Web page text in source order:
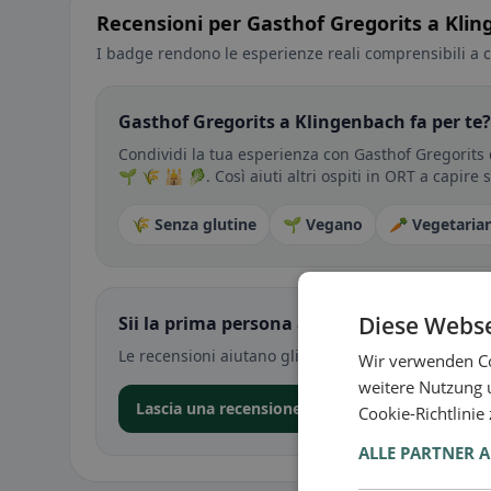
Recensioni per Gasthof Gregorits a
I badge rendono le esperienze reali comprensibili a
Gasthof Gregorits a Klingenbach fa per te?
Condividi la tua esperienza con Gasthof
🌱 🌾 🕌 🥬. Così aiuti altri ospiti in ORT a capire
🌾 Senza glutine 🌱 Vegano 🥕
Sii la prima persona a condividere la tua
Le recensioni aiutano gli altri a decidere —
Lascia una recensione nell’app
Diese
Wir verwenden
weitere Nutzung
Cookie-
ALLE PARTNER